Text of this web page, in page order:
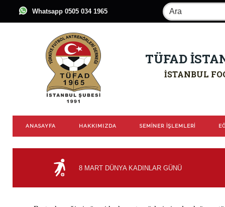
Whatsapp 0505 034 1965
TÜFAD
İSTANBUL
ANASAYFA HAKKIMIZDA SEMİNER İŞLEMLERİ
8 MART DÜNYA KADINLAR GÜNÜ